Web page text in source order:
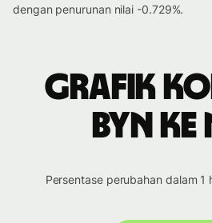
dengan penurunan nilai -0.729%.
Grafik
BYN ke
Persentase perubahan dalam 1